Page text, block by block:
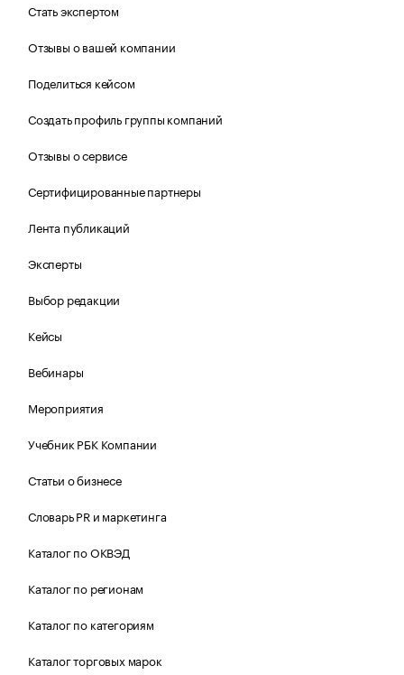
Стать экспертом
Отзывы о вашей компании
Поделиться кейсом
Создать профиль группы компаний
Отзывы о сервисе
Сертифицированные партнеры
Лента публикаций
Эксперты
Выбор редакции
Кейсы
Вебинары
Мероприятия
Учебник РБК Компании
Статьи о бизнесе
Словарь PR и маркетинга
Каталог по ОКВЭД
Каталог по регионам
Каталог по категориям
Каталог торговых марок